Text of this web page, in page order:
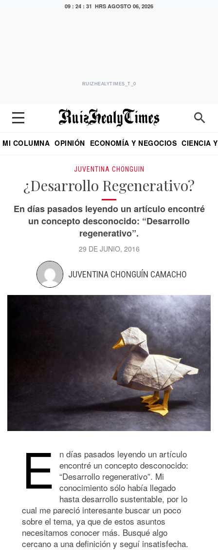
09 : 24 : 32 HRS AGOSTO 06, 2026
RUIZHEALYTIMES_T_0
MI COLUMNA OPINIÓN ECONOMÍA Y NEGOCIOS CIENCIA
JUVENTINA CHONGUIN
¿Desarrollo Regenerativo?
En días pasados leyendo un artículo encontré
un concepto desconocido: “Desarrollo
regenerativo”.
29 DE JUNIO, 2016
JUVENTINA CHONGUÍN CAMACHO
E
n días pasados leyendo un artículo
encontré un concepto desconocido:
“Desarrollo regenerativo”. Mi
conocimiento sólo había llegado
hasta desarrollo sustentable, por lo
cual me pareció interesante buscar un poco
sobre el tema, ya que de estos asuntos
necesitamos conocer más. Busqué algo
cercano a una definición y seguí insatisfecha.